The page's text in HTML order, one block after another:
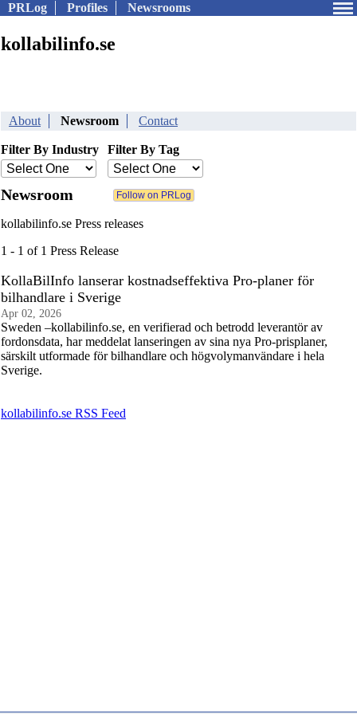
PRLog Profiles Newsrooms
kollabilinfo.se
About Newsroom Contact
Filter By Industry Filter By Tag
Newsroom
kollabilinfo.se Press releases
1 - 1 of 1 Press Release
KollaBilInfo lanserar kostnadseffektiva Pro-planer för
bilhandlare i Sverige
Apr 02, 2026
Sweden –kollabilinfo.se, en verifierad och betrodd leverantör av
fordonsdata, har meddelat lanseringen av sina nya Pro-prisplaner,
särskilt utformade för bilhandlare och högvolymanvändare i hela
Sverige.
kollabilinfo.se RSS Feed